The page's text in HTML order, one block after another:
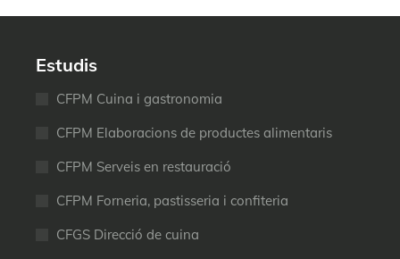
Estudis
CFPM Cuina i gastronomia
CFPM Elaboracions de productes alimentaris
CFPM Serveis en restauració
CFPM Forneria, pastisseria i confiteria
CFGS Direcció de cuina